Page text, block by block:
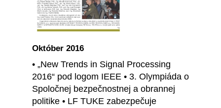
Október 2016
• „New Trends in Signal Processing
2016“ pod logom IEEE • 3. Olympiáda o
Spoločnej bezpečnostnej a obrannej
politike • LF TUKE zabezpečuje